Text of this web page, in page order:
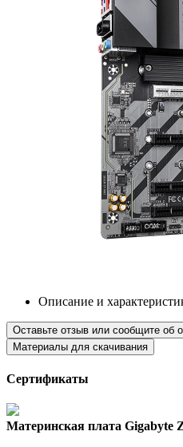
Описание и
Оставьте отзыв или сообщите об
Материалы для скачивания
Сертификаты
Материнская плата Gigabyte